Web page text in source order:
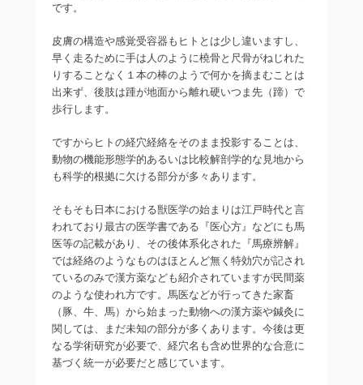
です。
皮膚の構造や感覚受容器もヒトとは少し違いますし、
早く走るために手は人のように橈骨と尺骨がねじれた
りすることなく１本の棒のようで何かを摘まむことは
出来ず、後肢は踵が地面から離れ硬いつま先（蹄）で
歩行します。
ですからヒトの経穴経絡をそのまま投影することは、
動物の機能形態学的あるいは比較解剖学的な見地から
も科学的根拠に欠ける部分が多々あります。
そもそも日本における獣医学の始まりは江戸時代と言
われており最古の医学書である『医心方』などにも馬
医等の記載があり、その後体系化された『馬療辨解』
では経絡のようなものはほとんど無く特効穴が記され
ているのみで漢方薬なども紹介されていますが民間薬
のような使われ方です。馬医などが行ってきた家畜
（豚、牛、馬）から始まった動物への漢方薬や鍼灸に
関しては、まだ未知の部分が多くあります。今後は更
なる学術研究が必要で、経穴名も含め世界的な合意に
基づく統一が必要だと感じています。